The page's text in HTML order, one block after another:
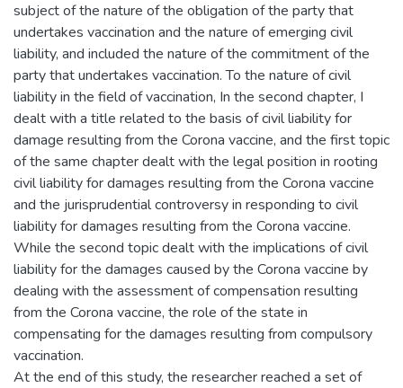
subject of the nature of the obligation of the party that
undertakes vaccination and the nature of emerging civil
liability, and included the nature of the commitment of the
party that undertakes vaccination. To the nature of civil
liability in the field of vaccination, In the second chapter, I
dealt with a title related to the basis of civil liability for
damage resulting from the Corona vaccine, and the first topic
of the same chapter dealt with the legal position in rooting
civil liability for damages resulting from the Corona vaccine
and the jurisprudential controversy in responding to civil
liability for damages resulting from the Corona vaccine.
While the second topic dealt with the implications of civil
liability for the damages caused by the Corona vaccine by
dealing with the assessment of compensation resulting
from the Corona vaccine, the role of the state in
compensating for the damages resulting from compulsory
vaccination.
At the end of this study, the researcher reached a set of